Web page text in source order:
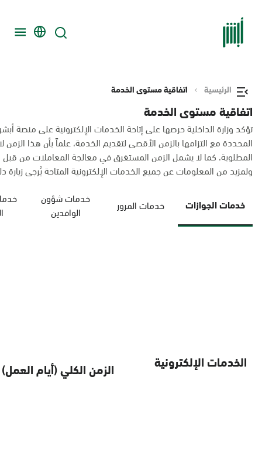
الرئيسية اتفاقية مستوى الخدمة
اتفاقية مستوى الخدمة
تؤكد وزارة الداخلية حرصها على إتاحة الخدمات الإلكترونية على منصة
المحددة مع التزامها بالزمن الأقصى لتقديم الخدمة، علماً بأن هذا
المطلوبة، كما لا يشمل الزمن المستغرق في معالجة المعاملات من
ولمزيد من المعلومات عن جميع الخدمات الإلكترونية المتاحة يُرجى زيارة
خدمات الجوازات خدمات المرور
خدمات شؤون
الوافدين
الخدمات الإلكترونية الزمن الكلي (أيام العمل)